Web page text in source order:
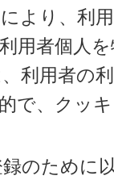
より、利
用者個人
利用者の
で、クッ
のために